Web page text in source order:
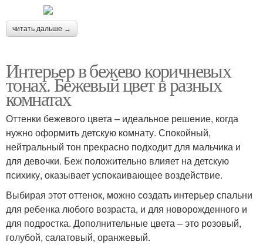
читать дальше →
Интерьер в бежево коричневых
тонах. Бежевый цвет в разных
комнатах
Оттенки бежевого цвета – идеальное решение, когда
нужно оформить детскую комнату. Спокойный,
нейтральный тон прекрасно подходит для мальчика и
для девочки. Беж положительно влияет на детскую
психику, оказывает успокаивающее воздействие.
Выбирая этот оттенок, можно создать интерьер спальни
для ребенка любого возраста, и для новорожденного и
для подростка. Дополнительные цвета – это розовый,
голубой, салатовый, оранжевый.